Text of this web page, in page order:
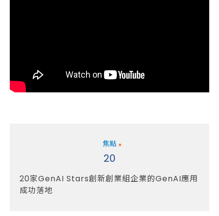
焦點
20
20家GenAI Stars創新創業組企業的GenAI應用
成功落地